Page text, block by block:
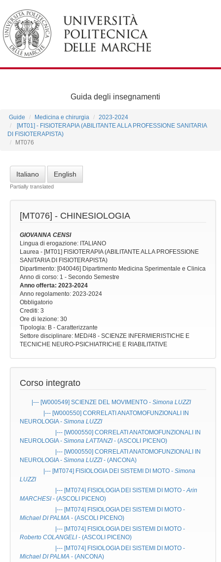
Guida degli insegnamenti
Guide Medicina e chirurgia
2023-2024
[MT01] - FISIOTERAPIA (ABILITANTE ALLA PROFESSIONE SANITARIA
DI FISIOTERAPISTA)
MT076
Italiano English
Partially translated
[MT076] - CHINESIOLOGIA
GIOVANNA CENSI
Lingua di erogazione: ITALIANO
Laurea - [MT01] FISIOTERAPIA (ABILITANTE ALLA PROFESSIONE
SANITARIA DI FISIOTERAPISTA)
Dipartimento: [040046] Dipartimento Medicina Sperimentale e Clinica
Anno di corso: 1 - Secondo Semestre
Anno offerta: 2023-2024
Anno regolamento: 2023-2024
Obbligatorio
Crediti: 3
Ore di lezione: 30
Tipologia: B - Caratterizzante
Settore disciplinare: MED/48 - SCIENZE INFERMIERISTICHE E
TECNICHE NEURO-PSICHIATRICHE E RIABILITATIVE
Corso integrato
|--- [W000549] SCIENZE DEL MOVIMENTO - Simona LUZZI
|--- [W000550] CORRELATI ANATOMOFUNZIONALI IN
NEUROLOGIA- Simona LUZZI
|--- [W000550] CORRELATI ANATOMOFUNZIONALI IN
NEUROLOGIA- Simona LATTANZI - (ASCOLI PICENO)
|--- [W000550] CORRELATI ANATOMOFUNZIONALI IN
NEUROLOGIA- Simona LUZZI - (ANCONA)
|--- [MT074] FISIOLOGIA DEI SISTEMI DI MOTO - Simona
LUZZI
|--- [MT074] FISIOLOGIA DEI SISTEMI DI MOTO -Arin
MARCHESI - (ASCOLI PICENO)
|--- [MT074] FISIOLOGIA DEI SISTEMI DI MOTO -
Michael DI PALMA - (ASCOLI PICENO)
|--- [MT074] FISIOLOGIA DEI SISTEMI DI MOTO -
Roberto COLANGELI - (ASCOLI PICENO)
|--- [MT074] FISIOLOGIA DEI SISTEMI DI MOTO -
Michael DI PALMA - (ANCONA)